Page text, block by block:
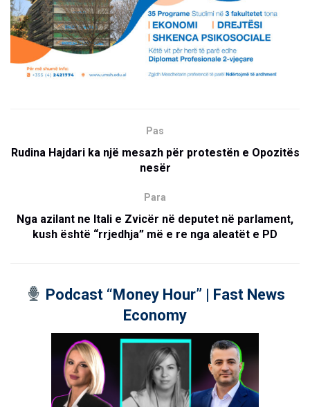
Pas
Rudina Hajdari ka një mesazh për protestën e Opozitës
nesër
Para
Nga azilant ne Itali e Zvicër në deputet në parlament,
kush është “rrjedhja” më e re nga aleatët e PD
Podcast “Money Hour” | Fast News
Economy